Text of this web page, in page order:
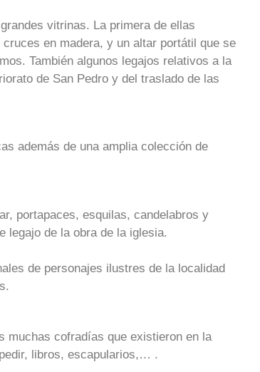
vitrinas. La primera de ellas
en madera, y un altar portátil que se
También algunos legajos relativos a la
de San Pedro y del traslado de las
además de una amplia colección de
portapaces, esquilas, candelabros y
legajo de la obra de la iglesia.
de personajes ilustres de la localidad
muchas cofradías que existieron en la
libros, escapularios,… .